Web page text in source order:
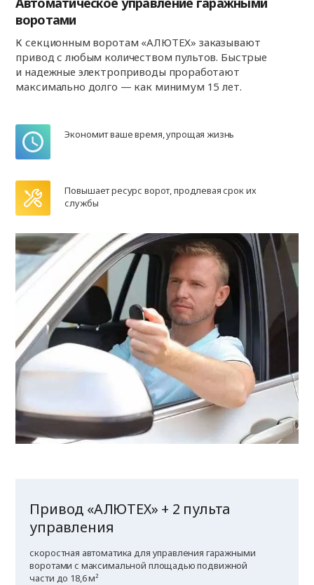
воротами
К секционным воротам «АЛЮТЕХ» заказывают
привод с любым количеством пультов. Быстрые
и надежные электроприводы проработают
максимально долго — как минимум 15 лет.
Экономит ваше время, упрощая жизнь
Повышает ресурс ворот, продлевая срок их
службы
Привод «АЛЮТЕХ» + 2 пульта
управления
скоростная автоматика для управления гаражными
воротами с максимальной площадью подвижной
части до 18,6 м²